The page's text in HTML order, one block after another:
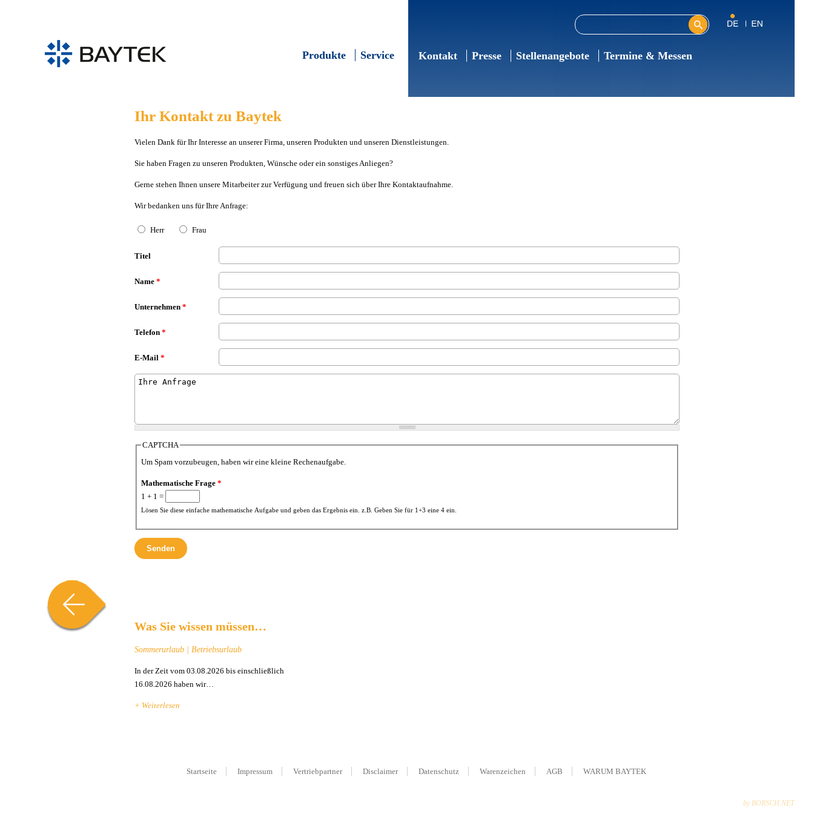
Suchformular
Diese Website durchsuchen
Produkte Service Kontakt Presse Stellenangebote Termine & Messen
Ihr Kontakt zu Baytek
Vielen Dank für Ihr Interesse an unserer Firma, unseren Produkten und unseren Dienstleistungen.
Sie haben Fragen zu unseren Produkten, Wünsche oder ein sonstiges Anliegen?
Gerne stehen Ihnen unsere Mitarbeiter zur Verfügung und freuen sich über Ihre Kontaktaufnahme.
Wir bedanken uns für Ihre Anfrage:
AnredeHerr Frau
Titel
Name *
Unternehmen *
Telefon *
E-Mail *
Anfrage*
CAPTCHA
Um Spam vorzubeugen, haben wir eine kleine Rechenaufgabe.
Mathematische Frage *
1 + 1 =
Lösen Sie diese einfache mathematische Aufgabe und geben das Ergebnis ein. z.B. Geben Sie für 1+3 eine 4 ein.
Was Sie wissen müssen…
Sommerurlaub | Betriebsurlaub
In der Zeit vom 03.08.2026 bis einschließlich
16.08.2026 haben wir…
+ Weiterlesen
Startseite Impressum Vertriebpartner Disclaimer Datenschutz Warenzeichen AGB WARUM BAYTEK
by BORSCH.NET